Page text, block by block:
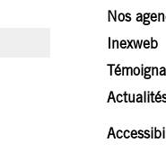
Nos
Inexweb